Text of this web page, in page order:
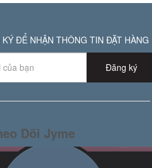
ĐỂ NHẬN THÔNG TIN ĐẶT HÀNG
Đăng ký
Dõi Jyme